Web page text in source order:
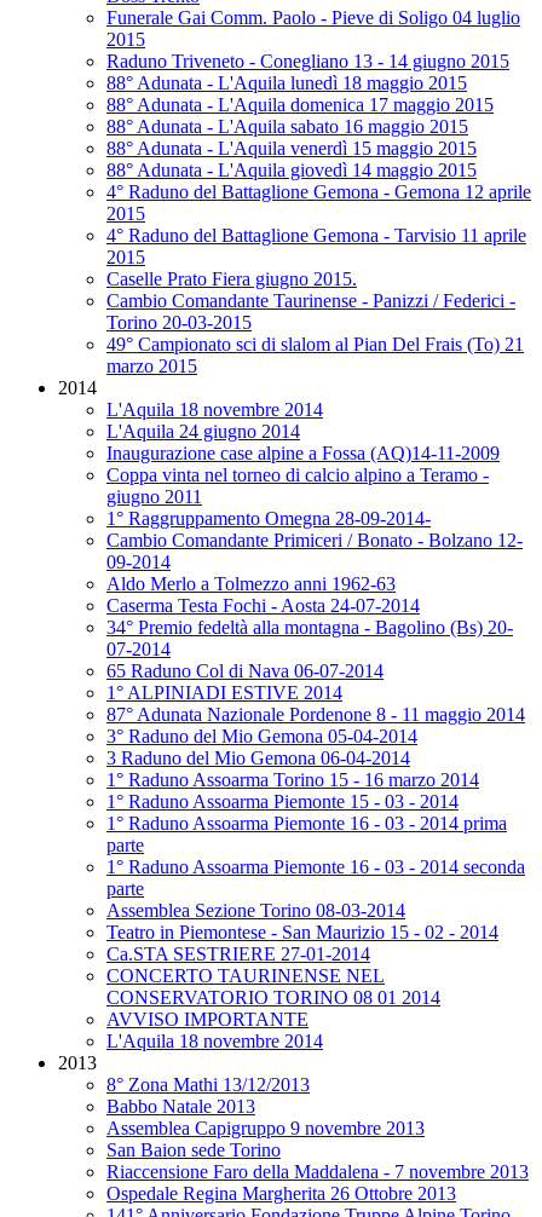
Funerale Gai Comm. Paolo - Pieve di Soligo 04 luglio
2015
Raduno Triveneto - Conegliano 13 - 14 giugno 2015
88° Adunata - L'Aquila lunedì 18 maggio 2015
88° Adunata - L'Aquila domenica 17 maggio 2015
88° Adunata - L'Aquila sabato 16 maggio 2015
88° Adunata - L'Aquila venerdì 15 maggio 2015
88° Adunata - L'Aquila giovedì 14 maggio 2015
4° Raduno del Battaglione Gemona - Gemona 12 aprile
2015
4° Raduno del Battaglione Gemona - Tarvisio 11 aprile
2015
Caselle Prato Fiera giugno 2015.
Cambio Comandante Taurinense - Panizzi / Federici -
Torino 20-03-2015
49° Campionato sci di slalom al Pian Del Frais (To) 21
marzo 2015
2014
L'Aquila 18 novembre 2014
L'Aquila 24 giugno 2014
Inaugurazione case alpine a Fossa (AQ)14-11-2009
Coppa vinta nel torneo di calcio alpino a Teramo -
giugno 2011
1° Raggruppamento Omegna 28-09-2014-
Cambio Comandante Primiceri / Bonato - Bolzano 12-
09-2014
Aldo Merlo a Tolmezzo anni 1962-63
Caserma Testa Fochi - Aosta 24-07-2014
34° Premio fedeltà alla montagna - Bagolino (Bs) 20-
07-2014
65 Raduno Col di Nava 06-07-2014
1° ALPINIADI ESTIVE 2014
87° Adunata Nazionale Pordenone 8 - 11 maggio 2014
3° Raduno del Mio Gemona 05-04-2014
3 Raduno del Mio Gemona 06-04-2014
1° Raduno Assoarma Torino 15 - 16 marzo 2014
1° Raduno Assoarma Piemonte 15 - 03 - 2014
1° Raduno Assoarma Piemonte 16 - 03 - 2014 prima
parte
1° Raduno Assoarma Piemonte 16 - 03 - 2014 seconda
parte
Assemblea Sezione Torino 08-03-2014
Teatro in Piemontese - San Maurizio 15 - 02 - 2014
Ca.STA SESTRIERE 27-01-2014
CONCERTO TAURINENSE NEL
CONSERVATORIO TORINO 08 01 2014
AVVISO IMPORTANTE
L'Aquila 18 novembre 2014
2013
8° Zona Mathi 13/12/2013
Babbo Natale 2013
Assemblea Capigruppo 9 novembre 2013
San Baion sede Torino
Riaccensione Faro della Maddalena - 7 novembre 2013
Ospedale Regina Margherita 26 Ottobre 2013